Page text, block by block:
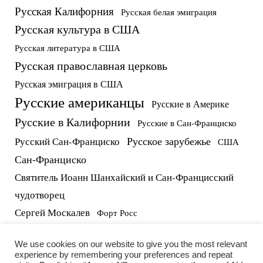
Русская Калифорния Русская белая эмиграция
Русская культура в США
Русская литература в США
Русская православная церковь
Русская эмиграция в США
Русские американцы Русские в Америке
Русские в Калифорнии Русские в Сан-Франциско
Русский Сан-Франциско Русское зарубежье США
Сан-Франциско
Святитель Иоанн Шанхайский и Сан-Францисский
чудотворец
Сергей Москалев Форт Росс
We use cookies on our website to give you the most relevant
experience by remembering your preferences and repeat